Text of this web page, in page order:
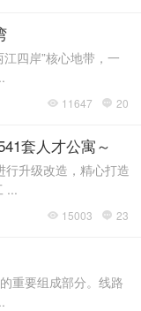
四岸”核心地带，一
 11647  20
套人才公寓～
升级改造，精心打造
...
 15003  23
重要组成部分。线路